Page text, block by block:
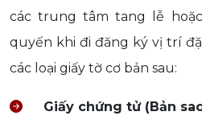
các trung tâm tang lễ
quyến khi đi đăng ký vị trí
các loại giấy tờ cơ bản sau:
Giấy chứng tử (Bản